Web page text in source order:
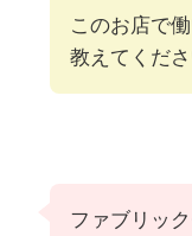
このお店で
教えてくださ
ファブリッ